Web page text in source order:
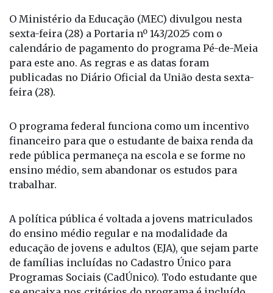
sexta-feira (28) a Portaria nº 143/2025 com o
calendário de pagamento do programa Pé-de-Meia
para este ano. As regras e as datas foram
publicadas no Diário Oficial da União desta sexta-
feira (28).
financeiro para que o estudante de baixa renda da
rede pública permaneça na escola e se forme no
ensino médio, sem abandonar os estudos para
trabalhar.
do ensino médio regular e na modalidade da
educação de jovens e adultos (EJA), que sejam parte
de famílias incluídas no Cadastro Único para
Programas Sociais (CadÚnico). Todo estudante que
se encaixa nos critérios do programa é incluído
automaticamente. Não há necessidade de se